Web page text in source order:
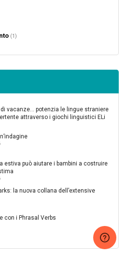
(1)
di vacanze… potenzia le lingue straniere
attraverso i giochi linguistici ELi
estiva può aiutare i bambini a costruire
la nuova collana dell’extensive
con i Phrasal Verbs